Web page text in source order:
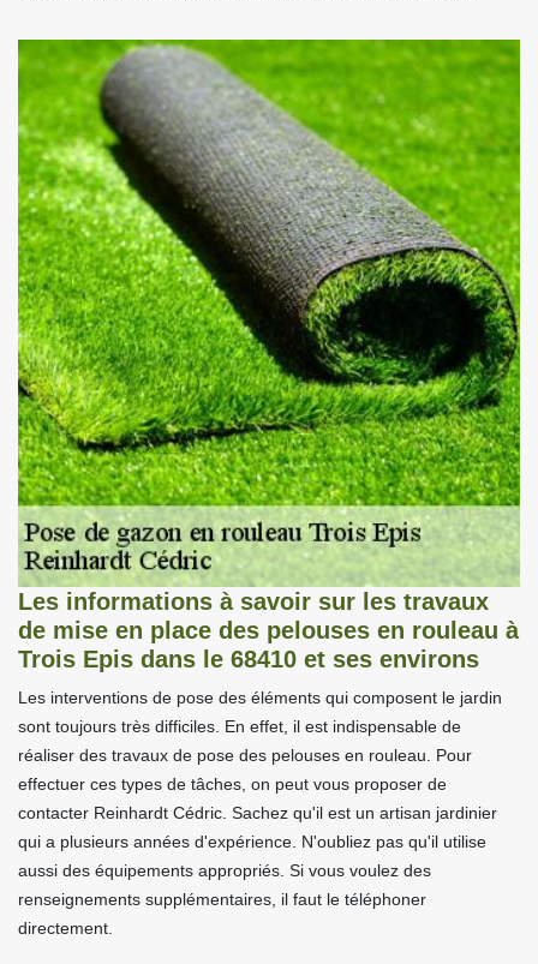
Les informations à savoir sur les travaux
de mise en place des pelouses en rouleau à
Trois Epis dans le 68410 et ses environs
Les interventions de pose des éléments qui composent le jardin
sont toujours très difficiles. En effet, il est indispensable de
réaliser des travaux de pose des pelouses en rouleau. Pour
effectuer ces types de tâches, on peut vous proposer de
contacter Reinhardt Cédric. Sachez qu'il est un artisan jardinier
qui a plusieurs années d'expérience. N'oubliez pas qu'il utilise
aussi des équipements appropriés. Si vous voulez des
renseignements supplémentaires, il faut le téléphoner
directement.